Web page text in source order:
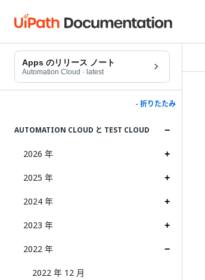
Apps のリリース ノート
Automation Cloud · latest
- 折りたたみ
AUTOMATION CLOUD と TEST CLOUD
2026 年
2025 年
2024 年
2023 年
2022 年
2022 年 12 月